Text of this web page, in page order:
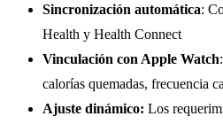
Sincronización automática:
Health y Health Connect
Vinculación con Apple Watch
calorías quemadas, frecuencia
Ajuste dinámico: Los